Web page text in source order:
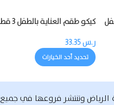
كيكو طقم العناية بالطفل 3 قطع
ر.س 33.35
تحديد أحد الخيارات
وتنتشر فروعها في جميع